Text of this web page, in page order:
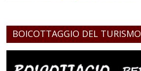
BOICOTTAGGIO DEL TURISMO